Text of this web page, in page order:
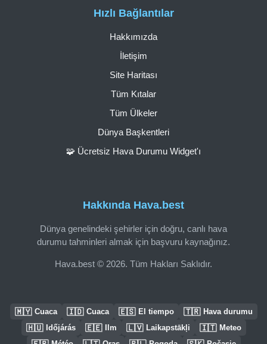
Hakkında Hava.best
Dünya genelindeki şehirler için doğru, canlı hava
durumu tahminleri almak için başvuru kaynağınız.
Hava.best © 2026. Tüm Hakları Saklıdır.
Hızlı Bağlantılar
Hakkımızda
İletişim
Site Haritası
Tüm Kıtalar
Tüm Ülkeler
Dünya Başkentleri
🧩 Ücretsiz Hava Durumu Widget'ı
🇲🇾 Cuaca 🇮🇩 Cuaca 🇪🇸 El tiempo 🇹🇷 Hava durumu
🇭🇺 Időjárás 🇪🇪 Ilm 🇱🇻 Laikapstākļi 🇮🇹 Meteo